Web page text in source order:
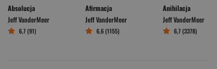
Absolucja
Jeff VanderMeer
6,7 (91)
Afirmacja
Jeff VanderMeer
6,6 (1155)
Anihilacja
Jeff VanderMeer
6,7 (3378)